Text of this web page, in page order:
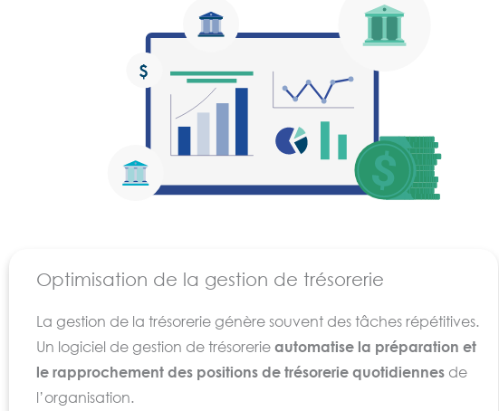
la capacité financière de l’entreprise. Des démarches dans lesquelles
vous accompagnent les outils de gestion de trésorerie, des transactions
financières ou encore des relations bancaires, dont les capacités
technologiques et fonctionnelles ne cessent de se renforcer.
Optimisation de la gestion de trésorerie
La gestion de la trésorerie génère souvent des tâches répétitives.
Un logiciel de gestion de trésorerie automatise la préparation et
le rapprochement des positions de trésorerie quotidiennes de
l’organisation.